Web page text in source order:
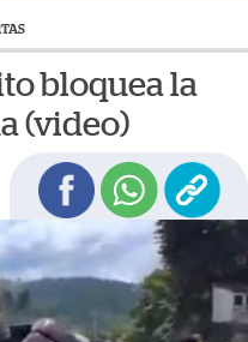
bloquea la
(video)